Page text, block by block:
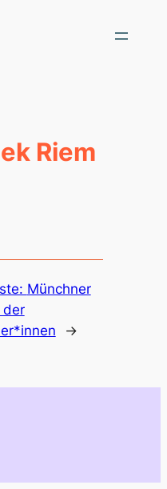
Riem
Münchner
der
→